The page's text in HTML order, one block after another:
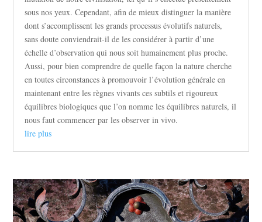
sous nos yeux. Cependant, afin de mieux distinguer la manière
dont s’accomplissent les grands processus évolutifs naturels,
sans doute conviendrait-il de les considérer à partir d’une
échelle d’observation qui nous soit humainement plus proche.
Aussi, pour bien comprendre de quelle façon la nature cherche
en toutes circonstances à promouvoir l’évolution générale en
maintenant entre les règnes vivants ces subtils et rigoureux
équilibres biologiques que l’on nomme les équilibres naturels, il
nous faut commencer par les observer in vivo.
lire plus